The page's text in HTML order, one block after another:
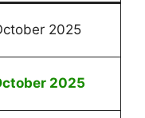
2025
2025